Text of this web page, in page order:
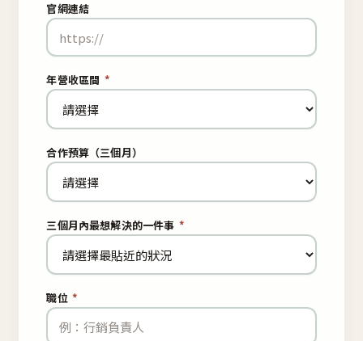
官網連結
年營收區間 *
合作預算（三個月）
三個月內最想解決的一件事 *
職位 *